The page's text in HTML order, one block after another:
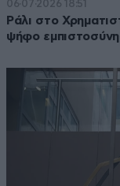
06·07·2026 18:51
Ράλι στο
ψήφο